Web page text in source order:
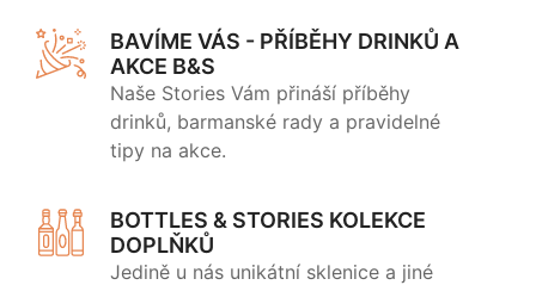
BAVÍME VÁS - PŘÍBĚHY DRINKŮ A
AKCE B&S
Naše Stories Vám přináší příběhy
drinků, barmanské rady a pravidelné
tipy na akce.
BOTTLES & STORIES KOLEKCE
DOPLŇKŮ
Jedině u nás unikátní sklenice a jiné